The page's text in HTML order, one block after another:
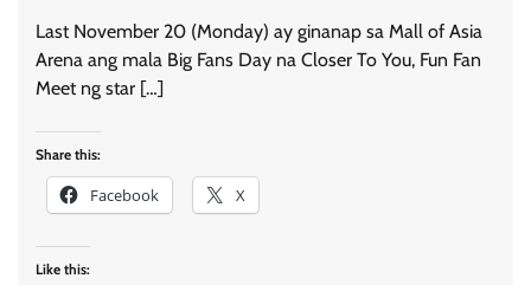
Last November 20 (Monday) ay ginanap sa Mall of Asia
Arena ang mala Big Fans Day na Closer To You, Fun Fan
Meet ng star […]
Share this:
Facebook X
Like this: